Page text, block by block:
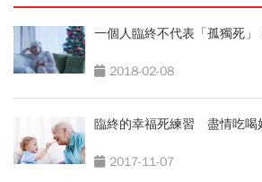
一個人臨終不代表「孤獨死」
2018-02-08
臨終的幸福死練習 盡情吃喝
2017-11-07